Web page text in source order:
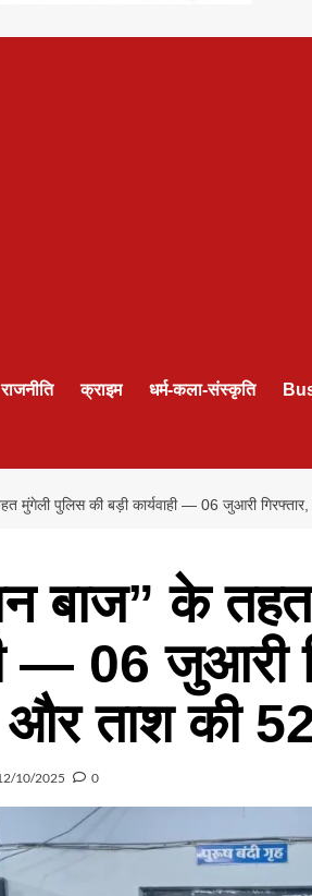
राजनीति क्राइम धर्म-कला-संस्कृति
मुंगेली पुलिस की बड़ी कार्यवाही — 06 जुआरी
बाज” के तहत
— 06 जुआरी
ताश की 52
10/2025 0